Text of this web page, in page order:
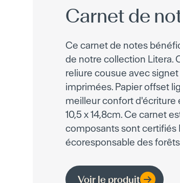
Carnet de
Ce carnet de notes
de notre collection Litera.
reliure cousue avec
imprimées. Papier offset
meilleur confort d'écriture
10,5 x 14,8cm. Ce carnet
composants sont certifiés
écoresponsable des
Voir le produit